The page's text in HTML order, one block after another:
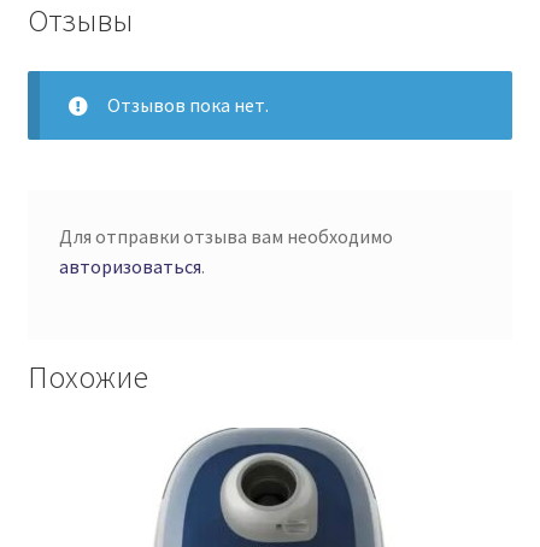
Отзывы
Отзывов пока нет.
Для отправки отзыва вам необходимо
авторизоваться.
Похожие